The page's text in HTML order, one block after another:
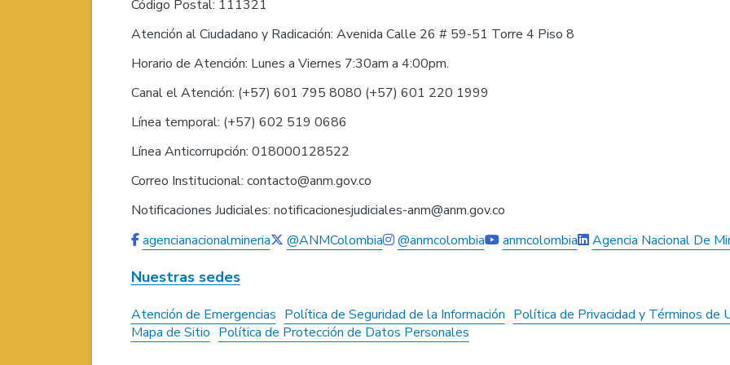
Código Postal: 111321
Atención al Ciudadano y Radicación: Avenida Calle 26 # 59-51 Torre 4 Piso 8
Horario de Atención: Lunes a Viernes 7:30am a 4:00pm.
Canal el Atención: (+57) 601 795 8080 (+57) 601 220 1999
Línea temporal: (+57) 602 519 0686
Línea Anticorrupción: 018000128522
Correo Institucional: contacto@anm.gov.co
Notificaciones Judiciales: notificacionesjudiciales-anm@anm.gov.co
agencianacionalmineria
@ANMColombia @anmcolombia anmcolombia Agencia Nacional De
Nuestras sedes
Atención de Emergencias Política de Seguridad de la Información Política de Privacidad y Términos de
Mapa de Sitio Política de Protección de Datos Personales